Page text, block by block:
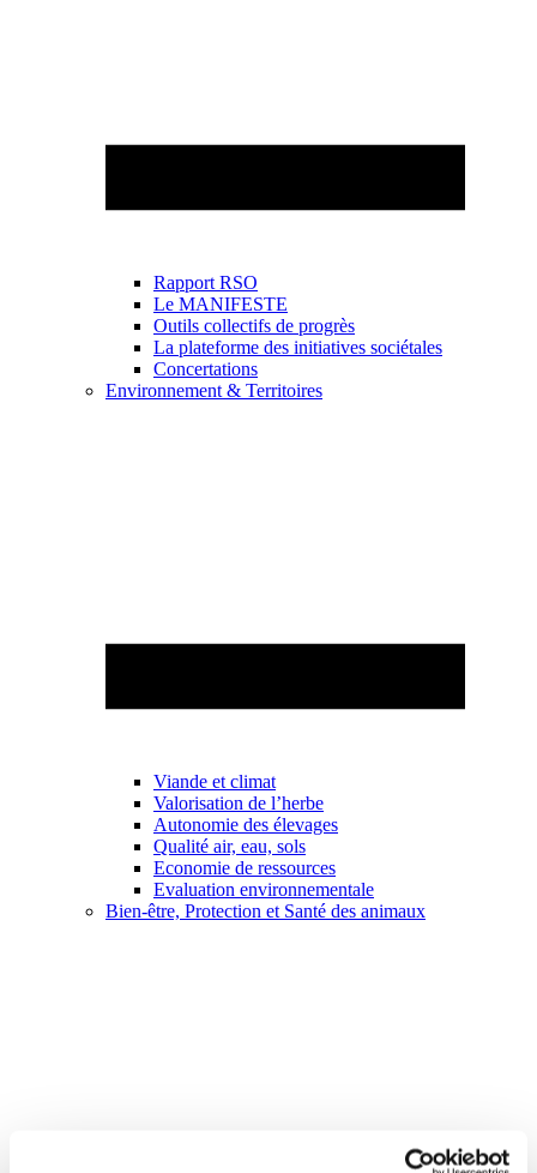
Rapport RSO
Le MANIFESTE
Outils collectifs de progrès
La plateforme des initiatives sociétales
Concertations
Environnement & Territoires
Viande et climat
Valorisation de l’herbe
Autonomie des élevages
Qualité air, eau, sols
Economie de ressources
Evaluation environnementale
Bien-être, Protection et Santé des animaux